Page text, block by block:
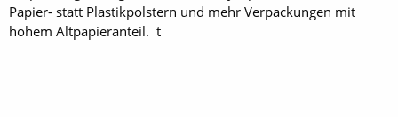
Papier- statt Plastikpolstern und mehr Verpackungen mit
hohem Altpapieranteil. t